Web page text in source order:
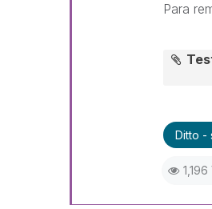
Para
Ditto -